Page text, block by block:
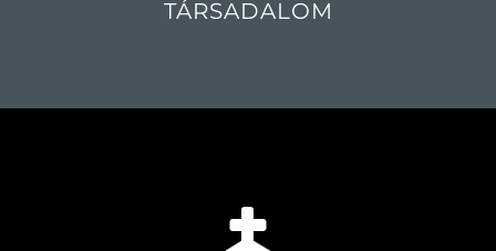
TÁRSADALOM